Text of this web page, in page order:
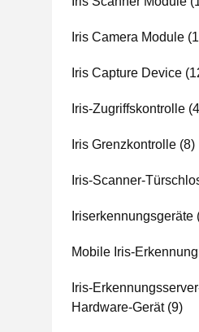
Iris Camera Module
Iris Capture Device
Iris-Zugriffskontrolle
Iris Grenzkontrolle (8)
Iris-Scanner-
Iriserkennungsgeräte
Mobile Iris-Erkennung
Iris-
Hardware-Gerät(9)